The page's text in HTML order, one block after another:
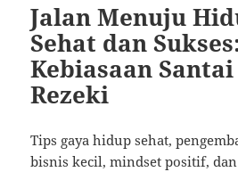
Jalan Menuju
Sehat dan Sukses:
Kebiasaan
Rezeki
Tips gaya hidup sehat,
bisnis kecil, mindset positif,